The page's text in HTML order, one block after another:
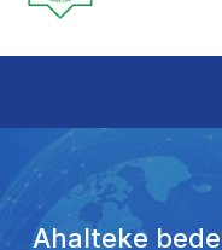
Ahalteke bedewi — halkymyzyň